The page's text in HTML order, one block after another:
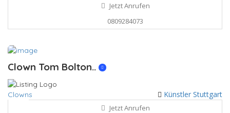
Jetzt Anrufen
0809284073
Clown Tom Bolton..
Clowns Künstler Stuttgart
Jetzt Anrufen